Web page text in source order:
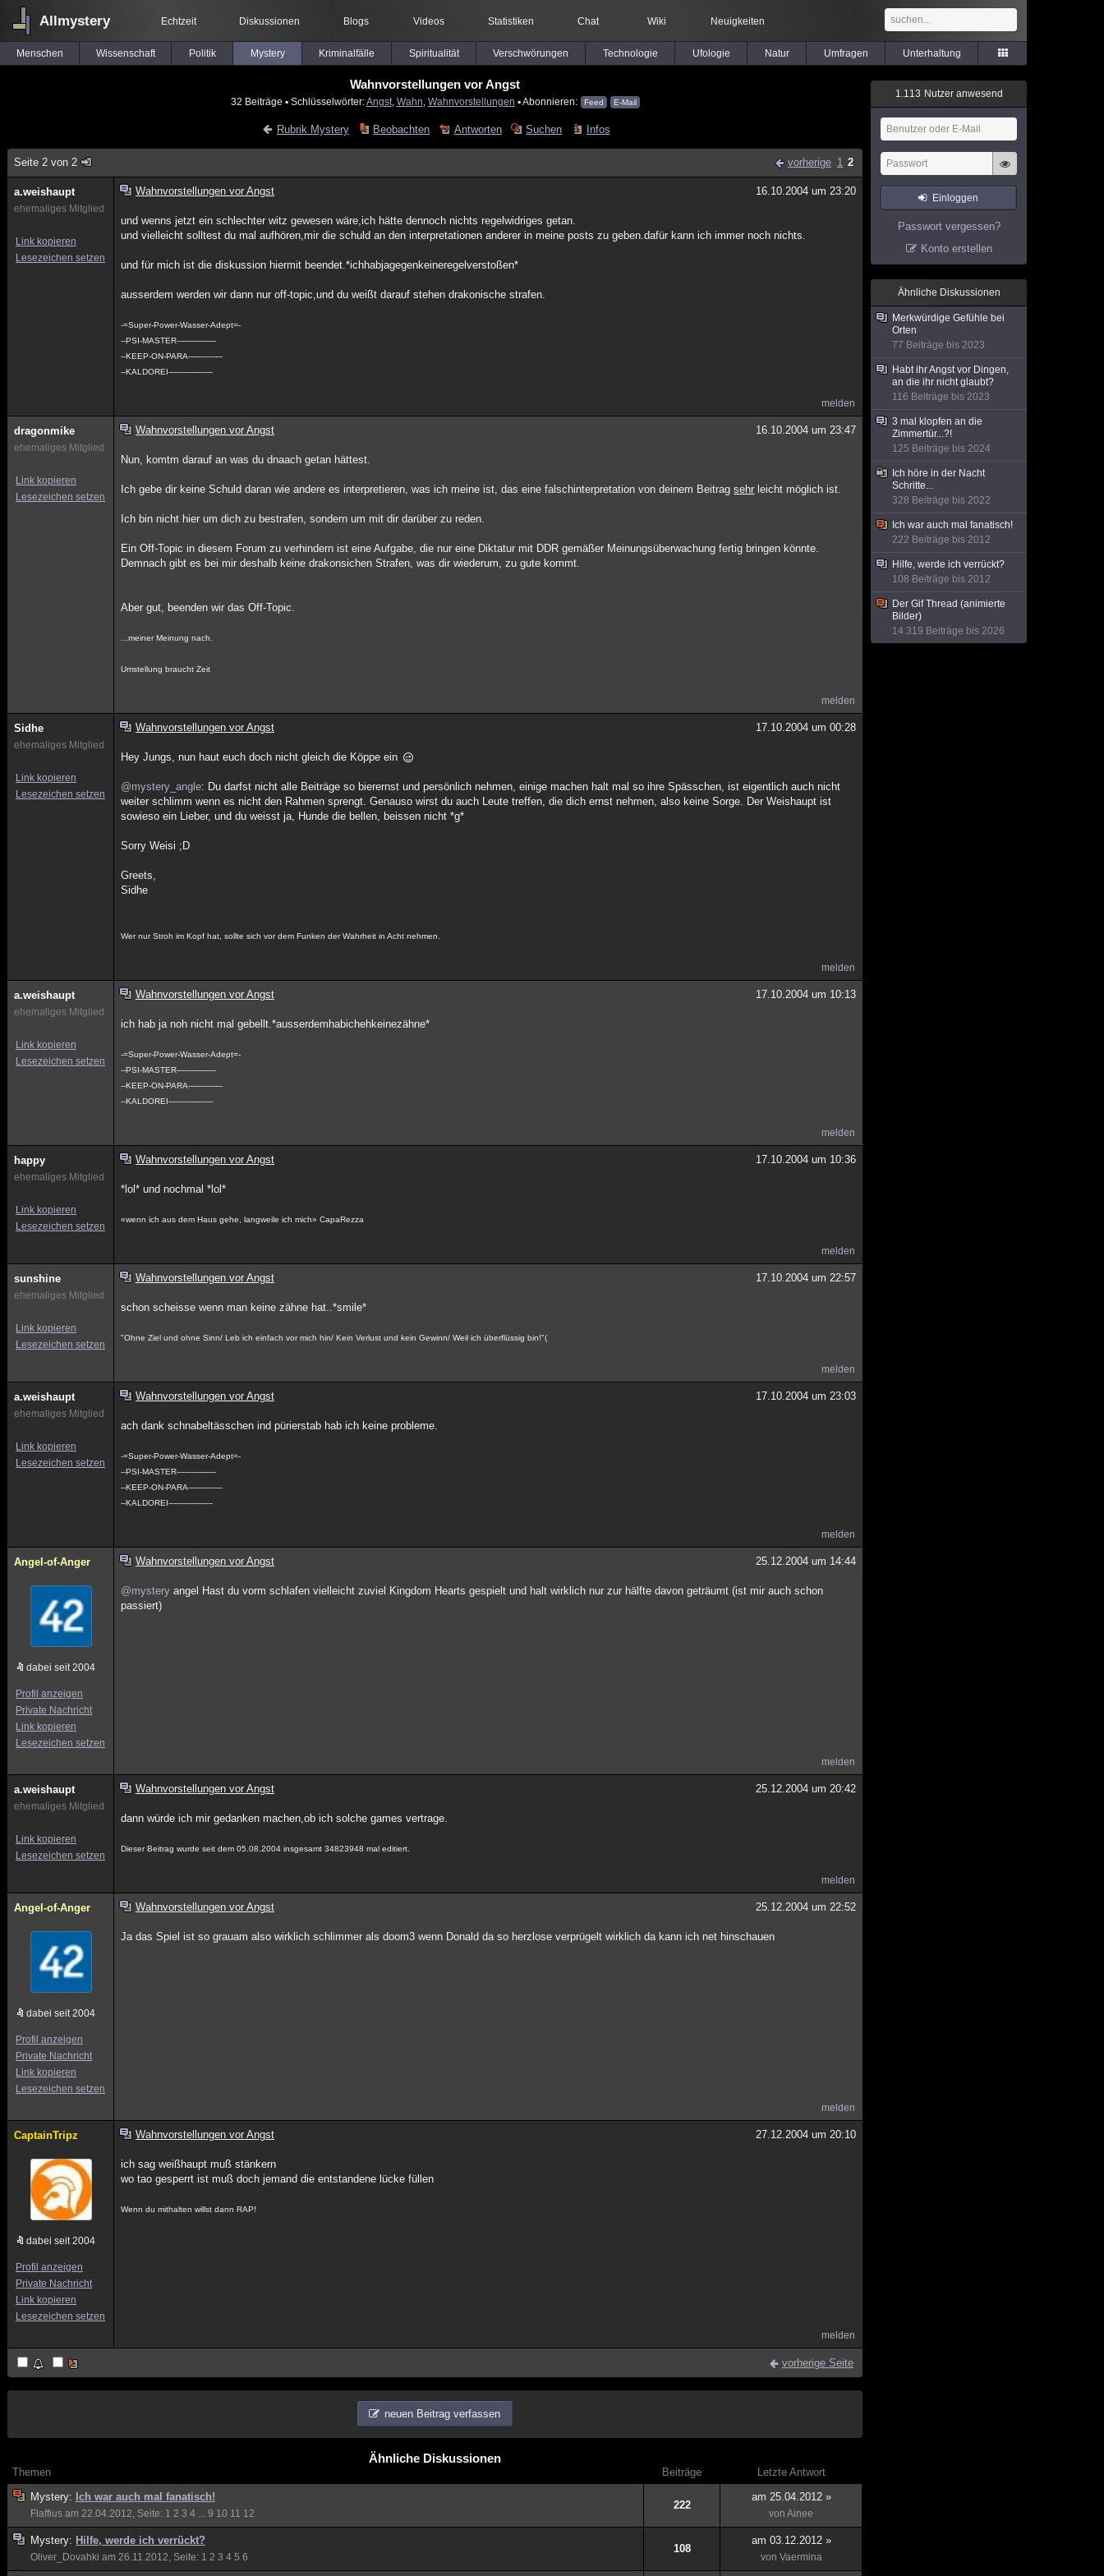
Allmystery Echtzeit Diskussionen Blogs Videos Statistiken Chat Wiki Neuigkeiten
Menschen Wissenschaft Politik Mystery Kriminalfälle Spiritualität Verschwörungen Technologie Ufologie Natur Umfragen Unterhaltung
Wahnvorstellungen vor Angst
32 Beiträge ▪ Schlüsselwörter:Angst, Wahn Wahnvorstellungen ▪ Abonnieren: Feed E-Mail
Rubrik Mystery Beobachten Antworten Suchen Infos
Seite 2 von 2 vorherige 1 2
a.weishaupt
ehemaliges Mitglied
Link kopieren
Lesezeichen setzen
Wahnvorstellungen vor Angst 16.10.2004 um 23:20
und wenns jetzt ein schlechter witz gewesen wäre,ich hätte dennoch nichts regelwidriges getan.
und vielleicht solltest du mal aufhören,mir die schuld an den interpretationen anderer in meine posts zu geben.dafür kann ich immer noch nichts.
und für mich ist die diskussion hiermit beendet.*ichhabjagegenkeineregelverstoßen*
ausserdem werden wir dann nur off-topic,und du weißt darauf stehen drakonische strafen.
-=Super-Power-Wasser-Adept=-
--PSI-MASTER----------------
--KEEP-ON-PARA--------------
--KALDOREI------------------
melden
dragonmike
ehemaliges Mitglied
Link kopieren
Lesezeichen setzen
Wahnvorstellungen vor Angst 16.10.2004 um 23:47
Nun, komtm darauf an was du dnaach getan hättest.
Ich gebe dir keine Schuld daran wie andere es interpretieren, was ich meine ist, das eine falschinterpretation von deinem Beitragsehr leicht möglich ist.
Ich bin nicht hier um dich zu bestrafen, sondern um mit dir darüber zu reden.
Ein Off-Topic in diesem Forum zu verhindern ist eine Aufgabe, die nur eine Diktatur mit DDR gemäßer Meinungsüberwachung fertig bringen könnte.
Demnach gibt es bei mir deshalb keine drakonsichen Strafen, was dir wiederum, zu gute kommt.
Aber gut, beenden wir das Off-Topic.
...meiner Meinung nach.
Umstellung braucht Zeit
melden
Sidhe
ehemaliges Mitglied
Link kopieren
Lesezeichen setzen
Wahnvorstellungen vor Angst 17.10.2004 um 00:28
Hey Jungs, nun haut euch doch nicht gleich die Köppe ein
@mystery_angle: Du darfst nicht alle Beiträge so bierernst und persönlich nehmen, einige machen halt mal so ihre Spässchen, ist eigentlich auch nicht
weiter schlimm wenn es nicht den Rahmen sprengt. Genauso wirst du auch Leute treffen, die dich ernst nehmen, also keine Sorge. Der Weishaupt ist
sowieso ein Lieber, und du weisst ja, Hunde die bellen, beissen nicht *g*
Sorry Weisi ;D
Greets,
Sidhe
Wer nur Stroh im Kopf hat, sollte sich vor dem Funken der Wahrheit in Acht nehmen.
melden
a.weishaupt
ehemaliges Mitglied
Link kopieren
Lesezeichen setzen
Wahnvorstellungen vor Angst 17.10.2004 um 10:13
ich hab ja noh nicht mal gebellt.*ausserdemhabichehkeinezähne*
-=Super-Power-Wasser-Adept=-
--PSI-MASTER----------------
--KEEP-ON-PARA--------------
--KALDOREI------------------
melden
happy
ehemaliges Mitglied
Link kopieren
Lesezeichen setzen
Wahnvorstellungen vor Angst 17.10.2004 um 10:36
*lol* und nochmal *lol*
«wenn ich aus dem Haus gehe, langweile ich mich» CapaRezza
melden
sunshine
ehemaliges Mitglied
Link kopieren
Lesezeichen setzen
Wahnvorstellungen vor Angst 17.10.2004 um 22:57
schon scheisse wenn man keine zähne hat..*smile*
"Ohne Ziel und ohne Sinn/ Leb ich einfach vor mich hin/ Kein Verlust und kein Gewinn/ Weil ich überflüssig bin!"(
melden
a.weishaupt
ehemaliges Mitglied
Link kopieren
Lesezeichen setzen
Wahnvorstellungen vor Angst 17.10.2004 um 23:03
ach dank schnabeltässchen ind pürierstab hab ich keine probleme.
-=Super-Power-Wasser-Adept=-
--PSI-MASTER----------------
--KEEP-ON-PARA--------------
--KALDOREI------------------
melden
Angel-of-Anger
dabei seit 2004
Profil anzeigen
Private Nachricht
Link kopieren
Lesezeichen setzen
Wahnvorstellungen vor Angst 25.12.2004 um 14:44
@mystery angel Hast du vorm schlafen vielleicht zuviel Kingdom Hearts gespielt und halt wirklich nur zur hälfte davon geträumt (ist mir auch schon
passiert)
melden
a.weishaupt
ehemaliges Mitglied
Link kopieren
Lesezeichen setzen
Wahnvorstellungen vor Angst 25.12.2004 um 20:42
dann würde ich mir gedanken machen,ob ich solche games vertrage.
Dieser Beitrag wurde seit dem 05.08.2004 insgesamt 34823948 mal editiert.
melden
Angel-of-Anger
dabei seit 2004
Profil anzeigen
Private Nachricht
Link kopieren
Lesezeichen setzen
Wahnvorstellungen vor Angst 25.12.2004 um 22:52
Ja das Spiel ist so grauam also wirklich schlimmer als doom3 wenn Donald da so herzlose verprügelt wirklich da kann ich net hinschauen
melden
CaptainTripz
dabei seit 2004
Profil anzeigen
Private Nachricht
Link kopieren
Lesezeichen setzen
Wahnvorstellungen vor Angst 27.12.2004 um 20:10
ich sag weißhaupt muß stänkern
wo tao gesperrt ist muß doch jemand die entstandene lücke füllen
Wenn du mithalten willst dann RAP!
melden
vorherige Seite
neuen Beitrag verfassen
Ähnliche Diskussionen
Themen Beiträge
Letzte Antwort
Mystery: Ich war auch mal fanatisch!
Flaffius am 22.04.2012, Seite: 1 2 3 4 9 10 11 12
222
am 25.04.2012 »
von Ainee
Mystery: Hilfe, werde ich verrückt?
Oliver_Dovahki am 26.11.2012, Seite: 1 2 3 4 5 6
108
am 03.12.2012 »
von Vaermina
1.113 Nutzer anwesend
Einloggen
Passwort vergessen?
Konto erstellen
Ähnliche Diskussionen
Merkwürdige Gefühle bei
Orten
77 Beiträge bis 2023
Habt ihr Angst vor Dingen,
an die ihr nicht glaubt?
116 Beiträge bis 2023
3 mal klopfen an die
Zimmertür...?!
125 Beiträge bis 2024
Ich höre in der Nacht
Schritte...
328 Beiträge bis 2022
Ich war auch mal fanatisch!
222 Beiträge bis 2012
Hilfe, werde ich verrückt?
108 Beiträge bis 2012
Der Gif Thread (animierte
Bilder)
14.319 Beiträge bis 2026